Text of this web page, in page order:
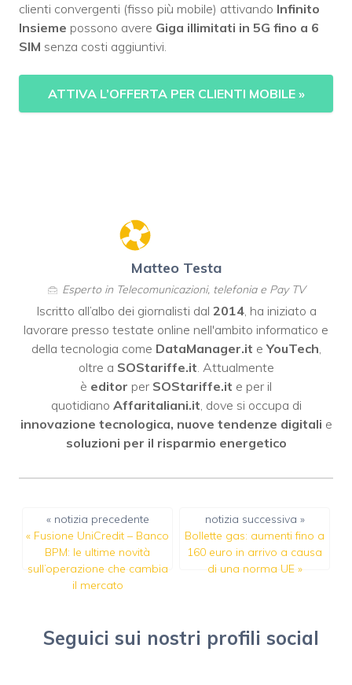
clienti convergenti (fisso più mobile) attivando Infinito
Insieme possono avere Giga illimitati in 5G fino a 6
SIM senza costi aggiuntivi.
ATTIVA L’OFFERTA PER CLIENTI MOBILE »
Matteo Testa
Esperto in Telecomunicazioni, telefonia e Pay TV
Iscritto all’albo dei giornalisti dal 2014, ha iniziato a
lavorare presso testate online nell'ambito informatico e
della tecnologia come DataManager.it eYouTech,
oltre a SOStariffe.it. Attualmente
è editor per SOStariffe.it e per il
quotidiano Affaritaliani.it, dove si occupa di
innovazione tecnologica, nuove tendenze digitali e
soluzioni per il risparmio energetico
« notizia precedente
« Fusione UniCredit – Banco
BPM: le ultime novità
sull’operazione che cambia
il mercato
notizia successiva »
Bollette gas: aumenti fino a
160 euro in arrivo a causa
di una norma UE»
Seguici sui nostri profili social